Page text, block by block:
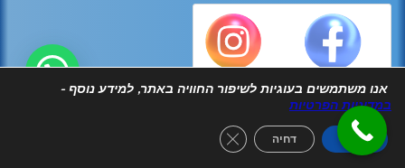
אנו משתמשים בעוגיות לשיפור החוויה באתר, למידע נוסף -
במדיניות הפרטיות
אישור דחיה Close GDPR Cookie Banner